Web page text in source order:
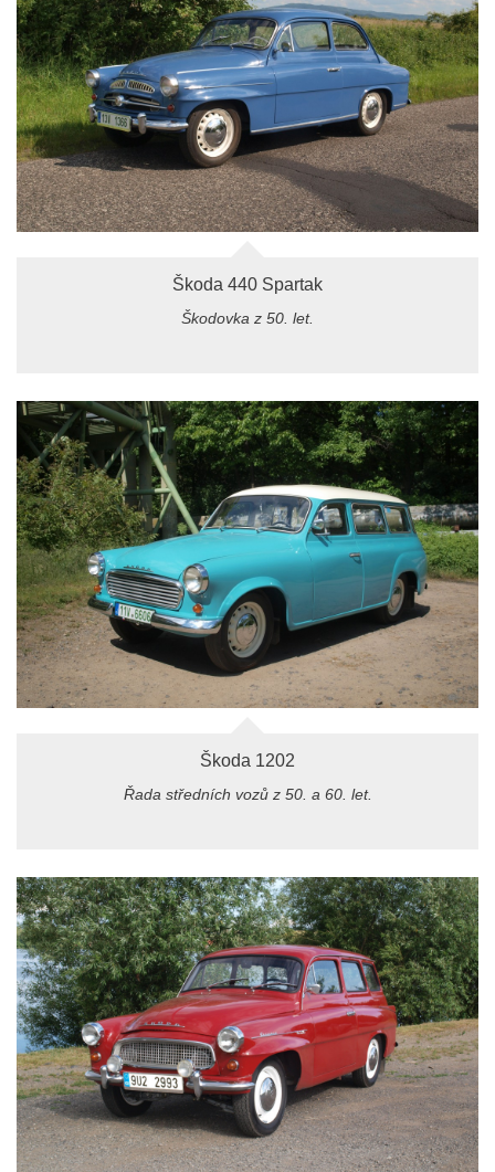
Škoda 440 Spartak
Škodovka z 50. let.
Škoda 1202
Řada středních vozů z 50. a 60. let.